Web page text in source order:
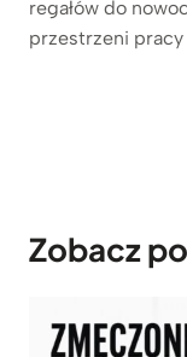
regałów do
przestrzeni pracy
Zobacz